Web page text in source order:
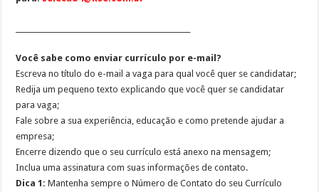
Você sabe como enviar currículo por e-mail?
Escreva no título do e-mail a vaga para qual você quer se candidatar;
Redija um pequeno texto explicando que você quer se candidatar
para vaga;
Fale sobre a sua experiência, educação e como pretende ajudar a
empresa;
Encerre dizendo que o seu currículo está anexo na mensagem;
Inclua uma assinatura com suas informações de contato.
Dica 1: Mantenha sempre o Número de Contato do seu Currículo